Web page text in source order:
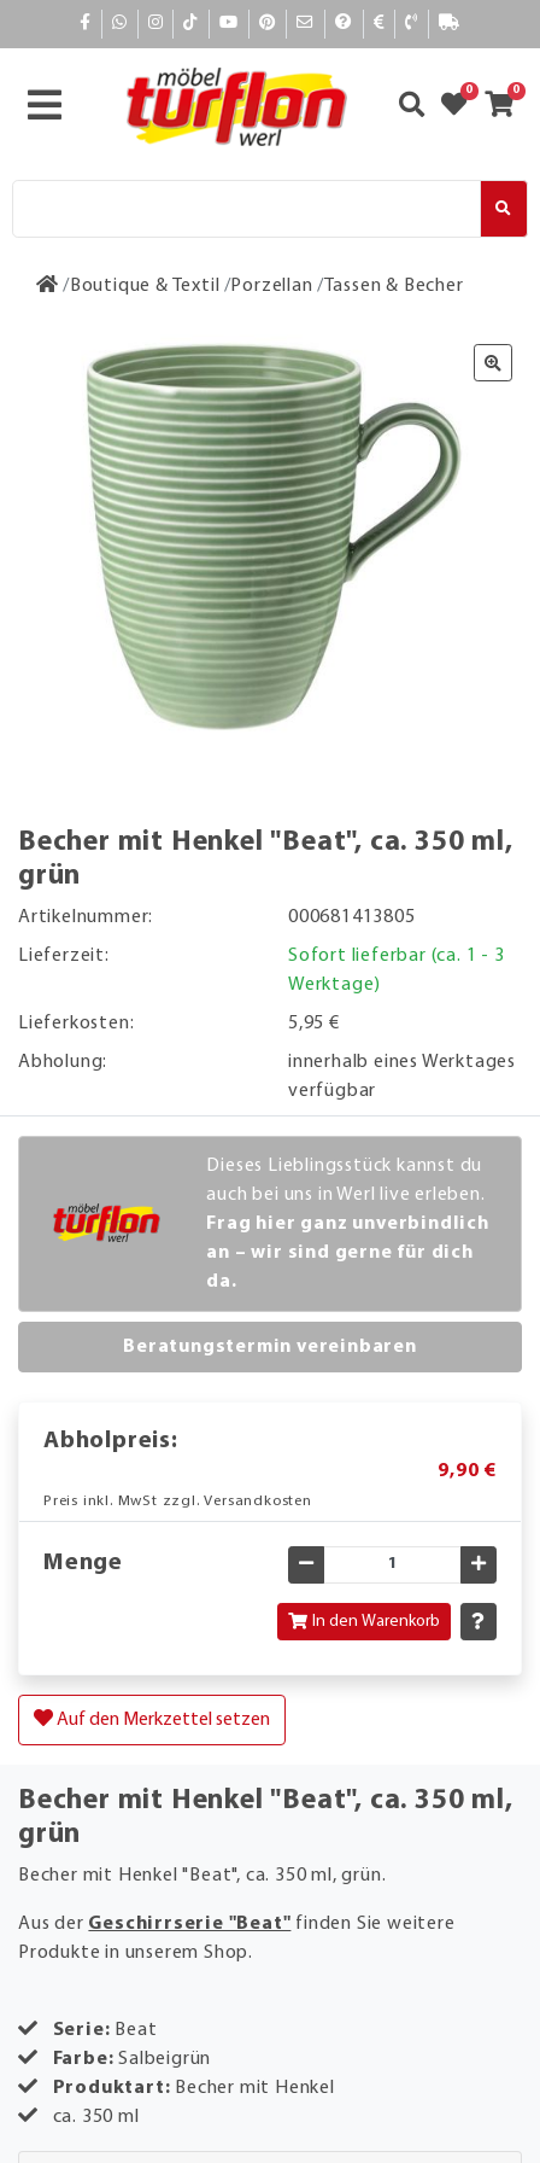
0 0
Boutique & Textil Porzellan Tassen & Becher
Becher mit Henkel "Beat", ca. 350 ml,
grün
Artikelnummer:
000681413805
Lieferzeit:
Sofort lieferbar (ca. 1 - 3
Werktage)
Lieferkosten:
5,95 €
Abholung:
innerhalb eines Werktages
verfügbar
Dieses Lieblingsstück kannst du
auch bei uns in Werl live erleben.
Frag hier ganz unverbindlich
an – wir sind gerne für dich
da.
Beratungstermin vereinbaren
Abholpreis:
9,90 €
Preis inkl. MwSt zzgl. Versandkosten
Menge Gewünschte Menge
In den Warenkorb
Auf den Merkzettel setzen
Becher mit Henkel "Beat", ca. 350 ml,
grün
Becher mit Henkel "Beat", ca. 350 ml, grün.
Aus der Geschirrserie "Beat" finden Sie weitere
Produkte in unserem Shop.
Serie: Beat
Farbe: Salbeigrün
Produktart: Becher mit Henkel
ca. 350 ml